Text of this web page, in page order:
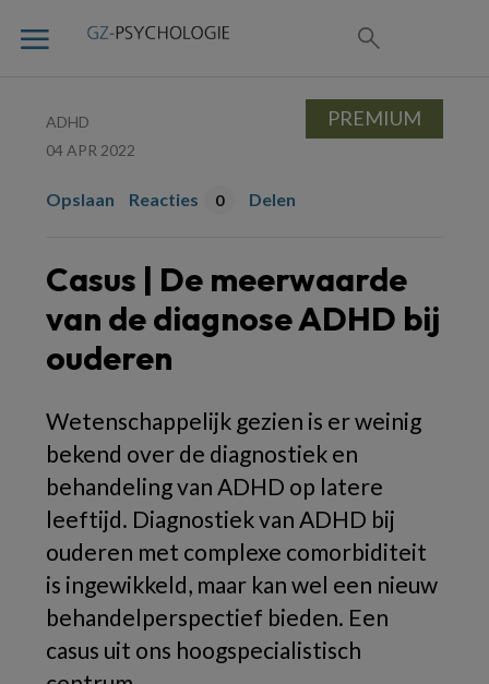
ADHD
04 APR 2022
Opslaan Reacties 0 Delen
Casus | De meerwaarde
van de diagnose ADHD bij
ouderen
Wetenschappelijk gezien is er weinig
bekend over de diagnostiek en
behandeling van ADHD op latere
leeftijd. Diagnostiek van ADHD bij
ouderen met complexe comorbiditeit
is ingewikkeld, maar kan wel een nieuw
behandelperspectief bieden. Een
casus uit ons hoogspecialistisch
PREMIUM